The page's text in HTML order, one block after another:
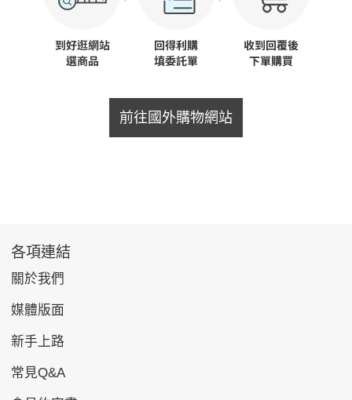
前往國外購物網站
各項連結
關於我們
媒體版面
新手上路
常見Q&A